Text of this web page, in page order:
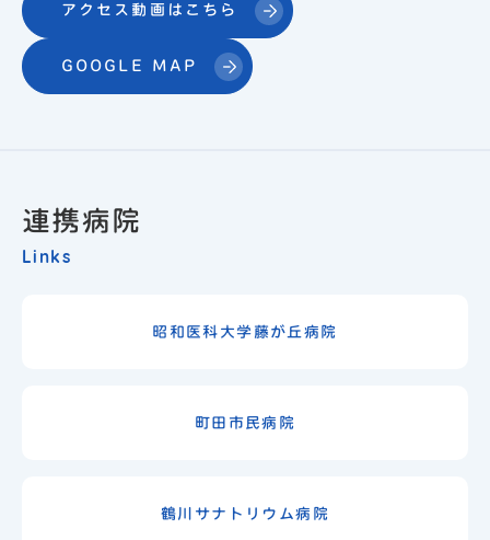
アクセス動画はこちら
GOOGLE MAP
連携病院
Links
昭和医科大学藤が丘病院
町田市民病院
鶴川サナトリウム病院